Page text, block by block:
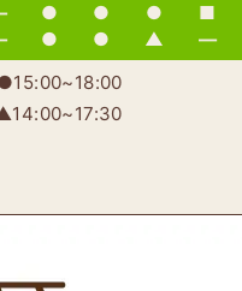
● ● ●
■
● ● ▲
―